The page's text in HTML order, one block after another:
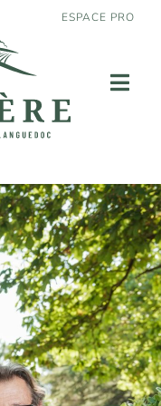
ESPACE PRO